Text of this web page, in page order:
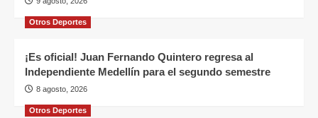
Otros Deportes
¡Es oficial! Juan Fernando Quintero regresa al
Independiente Medellín para el segundo semestre
8 agosto, 2026
Otros Deportes